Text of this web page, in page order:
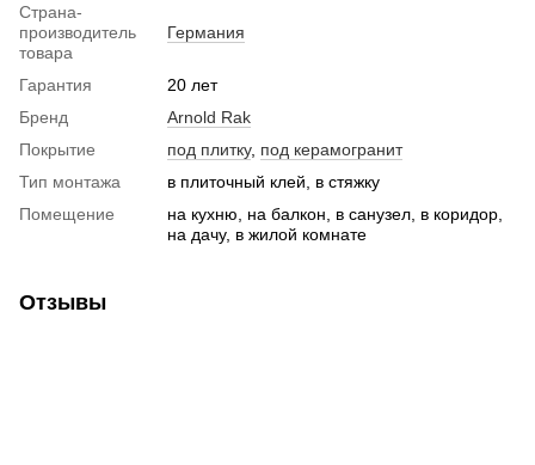
Страна-
производитель
товара
Германия
Гарантия
20 лет
Бренд
Arnold Rak
Покрытие
под плитку, под керамогранит
Тип монтажа
в плиточный клей, в стяжку
Помещение
на кухню, на балкон, в санузел, в коридор,
на дачу, в жилой комнате
Отзывы